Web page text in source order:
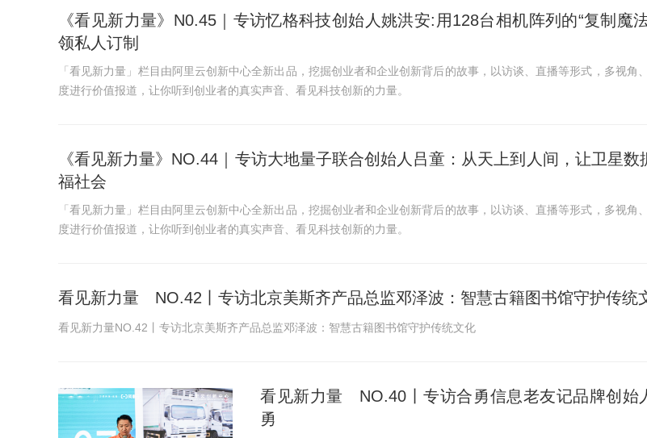
《看见新力量》N0.45｜专访忆格科技创始人姚洪安:用128台相机阵列的“复制魔法
领私人订制
「看见新力量」栏目由阿里云创新中心全新出品，挖掘创业者和企业创新背后的故事，以访谈、直播等形式，多视角
度进行价值报道，让你听到创业者的真实声音、看见科技创新的力量。
《看见新力量》NO.44｜专访大地量子联合创始人吕童：从天上到人间，让卫星数
福社会
「看见新力量」栏目由阿里云创新中心全新出品，挖掘创业者和企业创新背后的故事，以访谈、直播等形式，多视角
度进行价值报道，让你听到创业者的真实声音、看见科技创新的力量。
看见新力量 NO.42丨专访北京美斯齐产品总监邓泽波：智慧古籍图书馆守护传统
看见新力量NO.42丨专访北京美斯齐产品总监邓泽波：智慧古籍图书馆守护传统文化
看见新力量 NO.40丨专访合勇信息老友记品牌创始
勇